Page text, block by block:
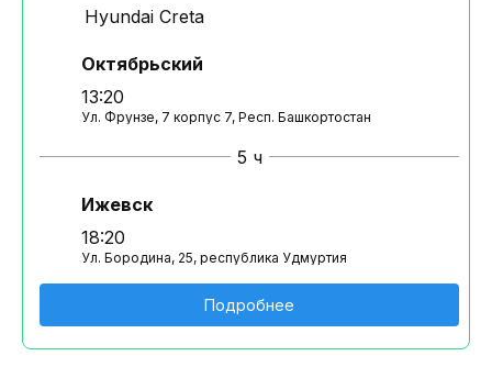
Hyundai Creta
Октябрьский
13:20
Ул. Фрунзе, 7 корпус 7, Респ. Башкортостан
5 ч
Ижевск
18:20
Ул. Бородина, 25, республика Удмуртия
Подробнее